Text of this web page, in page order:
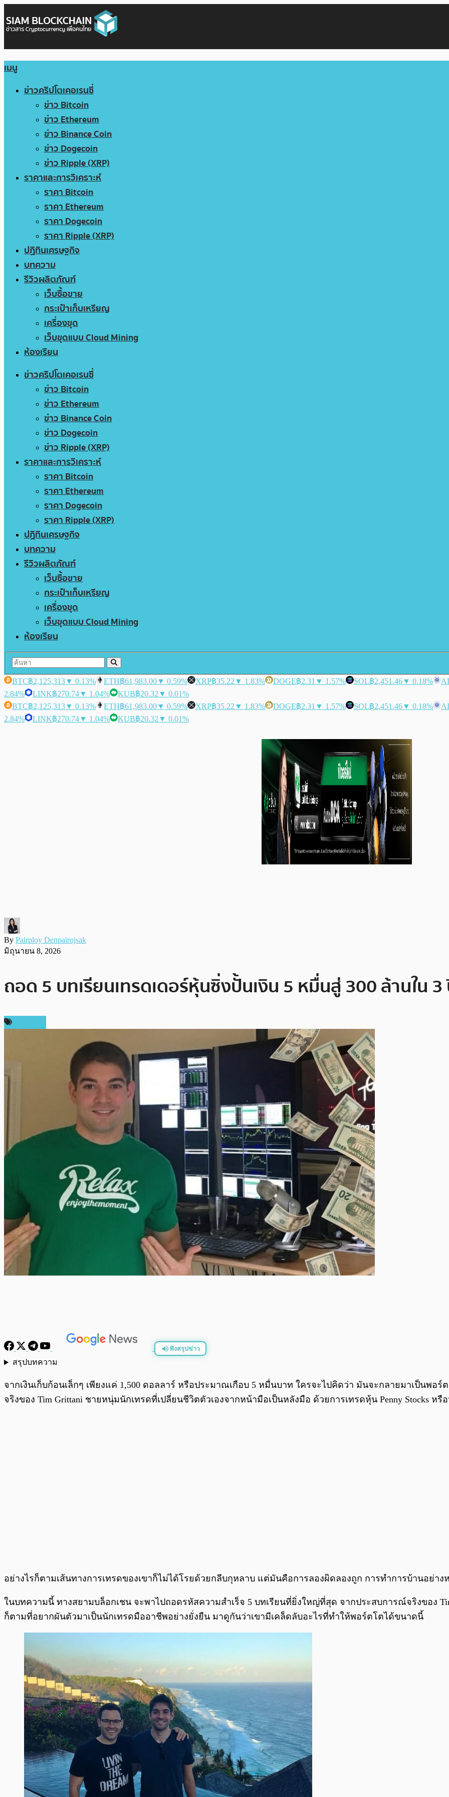
เมนู
ข่าวคริปโตเคอเรนซี่
ข่าว Bitcoin
ข่าว Ethereum
ข่าว Binance Coin
ข่าว Dogecoin
ข่าว Ripple (XRP)
ราคาและการวิเคราะห์
ราคา Bitcoin
ราคา Ethereum
ราคา Dogecoin
ราคา Ripple (XRP)
ปฏิทินเศรษฐกิจ
บทความ
รีวิวผลิตภัณฑ์
เว็บซื้อขาย
กระเป๋าเก็บเหรียญ
เครื่องขุด
เว็บขุดแบบ Cloud Mining
ห้องเรียน
ข่าวคริปโตเคอเรนซี่
ข่าว Bitcoin
ข่าว Ethereum
ข่าว Binance Coin
ข่าว Dogecoin
ข่าว Ripple (XRP)
ราคาและการวิเคราะห์
ราคา Bitcoin
ราคา Ethereum
ราคา Dogecoin
ราคา Ripple (XRP)
ปฏิทินเศรษฐกิจ
บทความ
รีวิวผลิตภัณฑ์
เว็บซื้อขาย
กระเป๋าเก็บเหรียญ
เครื่องขุด
เว็บขุดแบบ Cloud Mining
ห้องเรียน
BTC฿2,125,313▼ 0.13% ETH฿61,983.00▼ 0.59% XRP฿35.22 ▼ 1.83% DOGE฿2.31 ▼ 1.57% SOL฿2,451.46▼ 0.18%
2.84%
LINK฿270.74▼ 1.04% KUB฿20.32 ▼ 0.01%
BTC฿2,125,313▼ 0.13% ETH฿61,983.00▼ 0.59% XRP฿35.22 ▼ 1.83% DOGE฿2.31 ▼ 1.57% SOL฿2,451.46▼ 0.18%
2.84%
LINK฿270.74▼ 1.04% KUB฿20.32 ▼ 0.01%
By Pairploy Denpairojsak
มิถุนายน 8, 2026
ถอด 5 บทเรียนเทรดเดอร์หุ้นซิ่งปั้นเงิน 5 หมื่นสู่ 300 ล้านใน 3
ฟังสรุปข่าว
สรุปบทความ
จากเงินเก็บก้อนเล็กๆ เพียงแค่ 1,500 ดอลลาร์ หรือประมาณเกือบ 5 หมื่นบาท ใครจะไปคิดว่า มันจะกลายมาเป็นพอ
จริงของ Tim Grittani ชายหนุ่มนักเทรดที่เปลี่ยนชีวิตตัวเองจากหน้ามือเป็นหลังมือ ด้วยการเทรดหุ้น Penny Stocks ห
อย่างไรก็ตามเส้นทางการเทรดของเขาก็ไม่ได้โรยด้วยกลีบกุหลาบ แต่มันคือการลองผิดลองถูก การทำการบ้านอย่า
ในบทความนี้ ทางสยามบล็อกเชน จะพาไปถอดรหัสความสำเร็จ 5 บทเรียนที่ยิ่งใหญ่ที่สุด จากประสบการณ์จริงของ
ก็ตามที่อยากผันตัวมาเป็นนักเทรดมืออาชีพอย่างยั่งยืน มาดูกันว่าเขามีเคล็ดลับอะไรที่ทำให้พอร์ตโตได้ขนาดนี้